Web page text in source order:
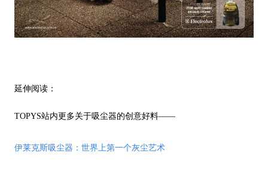
延伸阅读：
TOPYS站内更多关于吸尘器的创意好料——
伊莱克斯吸尘器：世界上第一个灰尘艺术